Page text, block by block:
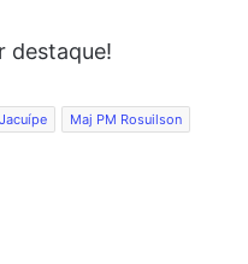
destaque!
Maj PM Rosuilson